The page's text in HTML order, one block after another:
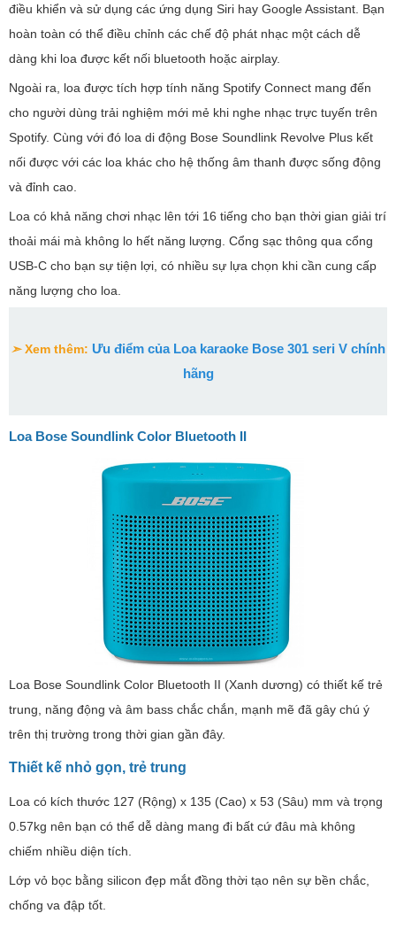
điều khiển và sử dụng các ứng dụng Siri hay Google Assistant. Bạn
hoàn toàn có thể điều chỉnh các chế độ phát nhạc một cách dễ
dàng khi loa được kết nối bluetooth hoặc airplay.
Ngoài ra, loa được tích hợp tính năng Spotify Connect mang đến
cho người dùng trải nghiệm mới mẻ khi nghe nhạc trực tuyến trên
Spotify. Cùng với đó loa di động Bose Soundlink Revolve Plus kết
nối được với các loa khác cho hệ thống âm thanh được sống động
và đỉnh cao.
Loa có khả năng chơi nhạc lên tới 16 tiếng cho bạn thời gian giải trí
thoải mái mà không lo hết năng lượng. Cổng sạc thông qua cổng
USB-C cho bạn sự tiện lợi, có nhiều sự lựa chọn khi cần cung cấp
năng lượng cho loa.
➣Xem thêm: Ưu điểm của Loa karaoke Bose 301 seri V chính
hãng
Loa Bose Soundlink Color Bluetooth II
Loa Bose Soundlink Color Bluetooth II (Xanh dương) có thiết kế trẻ
trung, năng động và âm bass chắc chắn, mạnh mẽ đã gây chú ý
trên thị trường trong thời gian gần đây.
Thiết kế nhỏ gọn, trẻ trung
Loa có kích thước 127 (Rộng) x 135 (Cao) x 53 (Sâu) mm và trọng
0.57kg nên bạn có thể dễ dàng mang đi bất cứ đâu mà không
chiếm nhiều diện tích.
Lớp vỏ bọc bằng silicon đẹp mắt đồng thời tạo nên sự bền chắc,
chống va đập tốt.